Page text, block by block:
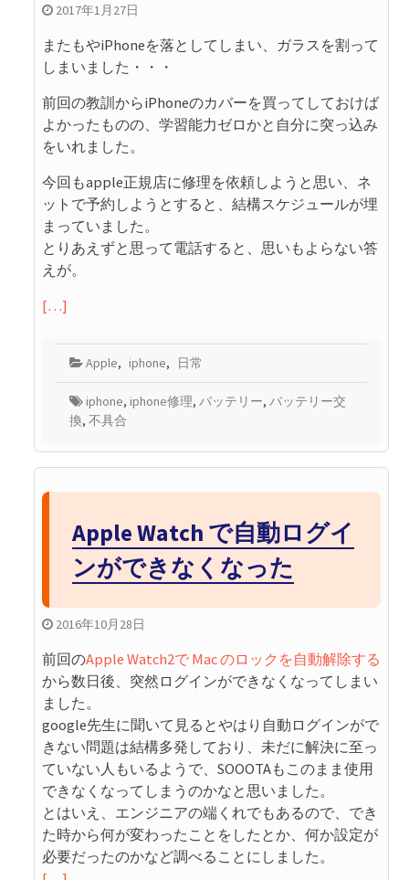
2017年1月27日
またもやiPhoneを落としてしまい、ガラスを割って
しまいました・・・
前回の教訓からiPhoneのカバーを買ってしておけば
よかったものの、学習能力ゼロかと自分に突っ込み
をいれました。
今回もapple正規店に修理を依頼しようと思い、ネ
ットで予約しようとすると、結構スケジュールが埋
まっていました。
とりあえずと思って電話すると、思いもよらない答
えが。
[…]
Apple, iphone, 日常
iphone, iphone修理, バッテリー, バッテリー交
換, 不具合
Apple Watch で自動ログイ
ンができなくなった
2016年10月28日
前回のApple Watch2で Mac のロックを自動解除する
から数日後、突然ログインができなくなってしまい
ました。
google先生に聞いて見るとやはり自動ログインがで
きない問題は結構多発しており、未だに解決に至っ
ていない人もいるようで、SOOOTAもこのまま使用
できなくなってしまうのかなと思いました。
とはいえ、エンジニアの端くれでもあるので、でき
た時から何が変わったことをしたとか、何か設定が
必要だったのかなど調べることにしました。